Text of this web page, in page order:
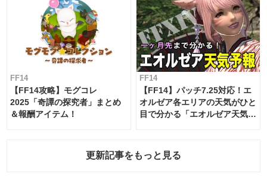
FF14
【FF14攻略】モグコレ
2025「奇譚の探究者」まとめ
＆報酬アイテム！
FF14
【FF14】パッチ7.25対応！エ
オルゼア各エリアの天気がひと
目で分かる「エオルゼア天気予
更新記事をもっと見る